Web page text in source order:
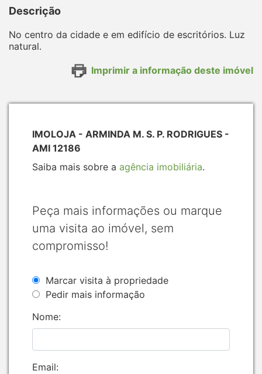
Descrição
No centro da cidade e em edifício de escritórios. Luz
natural.
Imprimir a informação deste imóvel
IMOLOJA - ARMINDA M. S. P. RODRIGUES -
AMI 12186
Saiba mais sobre a agência imobiliária.
Peça mais informações ou marque
uma visita ao imóvel, sem
compromisso!
Marcar visita à propriedade
Pedir mais informação
Nome:
Email: